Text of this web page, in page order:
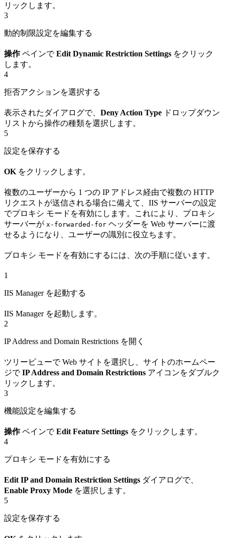
リックします。
3
動的制限設定を編集する
操作ペインでEdit Dynamic Restriction Settings をクリック
します。
4
拒否アクションを選択する
表示されたダイアログで、 Deny Action Type ドロップダウン
リストから操作の種類を選択します。
5
設定を保存する
OK をクリックします。
複数のユーザーから 1 つの IP アドレス経由で複数の HTTP
リクエストが送信される場合に備えて、IIS サーバーの設定
でプロキシ モードを有効にします。これにより、プロキシ
サーバーが x-forwarded-for ヘッダーを Web サーバーに渡
せるようになり、ユーザーの識別に役立ちます。
プロキシ モードを有効にするには、次の手順に従います。
1
IIS Manager を起動する
IIS Manager を起動します。
2
IP Address and Domain Restrictions を開く
ツリービューで Web サイトを選択し、サイトのホームペー
ジでIP Address and Domain Restrictions アイコンをダブルク
リックします。
3
機能設定を編集する
操作ペインでEdit Feature Settings をクリックします。
4
プロキシ モードを有効にする
Edit IP and Domain Restriction Settings ダイアログで、
Enable Proxy Mode を選択します。
5
設定を保存する